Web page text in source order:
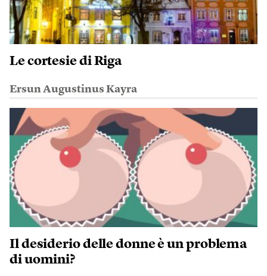
Le cortesie di Riga
Ersun Augustinus Kayra
Il desiderio delle donne è un problema
di uomini?